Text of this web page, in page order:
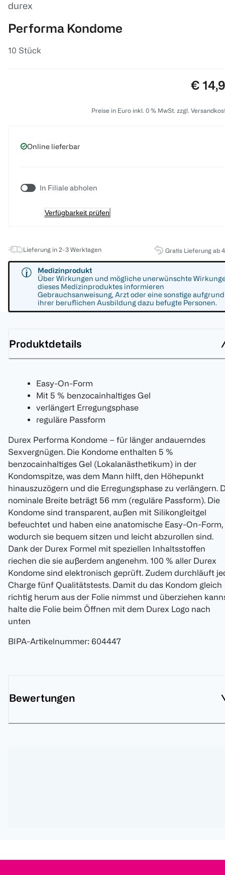
durex
Performa Kondome
10 Stück
Preis:
€
Preise in Euro inkl. 0 % MwSt. zzgl.
Online lieferbar
In Filiale abholen
Verfügbarkeit prüfen
Lieferung in 2-3 Werktagen Gratis Lieferung ab
Medizinprodukt
Über Wirkungen und mögliche unerwünschte
dieses Medizinproduktes informieren
Gebrauchsanweisung, Arzt oder eine sonstige aufgrund
ihrer beruflichen Ausbildung dazu befugte Personen.
Produktdetails
Easy-On-Form
Mit 5 % benzocainhaltiges Gel
verlängert Erregungsphase
reguläre Passform
Durex Performa Kondome – für länger andauerndes
Sexvergnügen. Die Kondome enthalten 5 %
benzocainhaltiges Gel (Lokalanästhetikum) in der
Kondomspitze, was dem Mann hilft, den Höhepunkt
hinauszuzögern und die Erregungsphase zu verlängern.
nominale Breite beträgt 56 mm (reguläre Passform). Die
Kondome sind transparent, außen mit Silikongleitgel
befeuchtet und haben eine anatomische Easy-On-Form,
wodurch sie bequem sitzen und leicht abzurollen sind.
Dank der Durex Formel mit speziellen Inhaltsstoffen
riechen die sie außerdem angenehm. 100 % aller Durex
Kondome sind elektronisch geprüft. Zudem durchläuft
Charge fünf Qualitätstests. Damit du das Kondom gleich
richtig herum aus der Folie nimmst und überziehen
halte die Folie beim Öffnen mit dem Durex Logo nach
unten
BIPA-Artikelnummer: 604447
Bewertungen